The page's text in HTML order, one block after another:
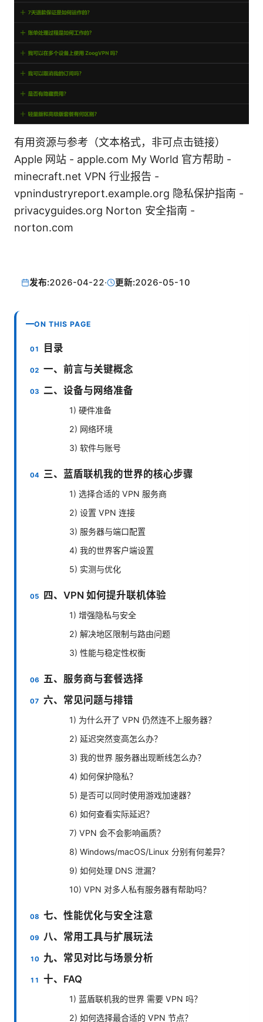
有用资源与参考（文本格式，非可点击链接）
Apple 网站 - apple.com My World 官方帮助 -
minecraft.net VPN 行业报告 -
vpnindustryreport.example.org 隐私保护指南 -
privacyguides.org Norton 安全指南 -
norton.com
发布:2026-04-22· 更新:2026-05-10
ON THIS PAGE
目录
一、前言与关键概念
二、设备与网络准备
1) 硬件准备
2) 网络环境
3) 软件与账号
三、蓝盾联机我的世界的核心步骤
1) 选择合适的 VPN 服务商
2) 设置 VPN 连接
3) 服务器与端口配置
4) 我的世界客户端设置
5) 实测与优化
四、VPN 如何提升联机体验
1) 增强隐私与安全
2) 解决地区限制与路由问题
3) 性能与稳定性权衡
五、服务商与套餐选择
六、常见问题与排错
1) 为什么开了 VPN 仍然连不上服务器？
2) 延迟突然变高怎么办？
3) 我的世界 服务器出现断线怎么办？
4) 如何保护隐私？
5) 是否可以同时使用游戏加速器？
6) 如何查看实际延迟？
7) VPN 会不会影响画质？
8) Windows/macOS/Linux 分别有何差异？
9) 如何处理 DNS 泄漏？
10) VPN 对多人私有服务器有帮助吗？
七、性能优化与安全注意
八、常用工具与扩展玩法
九、常见对比与场景分析
十、FAQ
1) 蓝盾联机我的世界 需要 VPN 吗？
2) 如何选择最合适的 VPN 节点？